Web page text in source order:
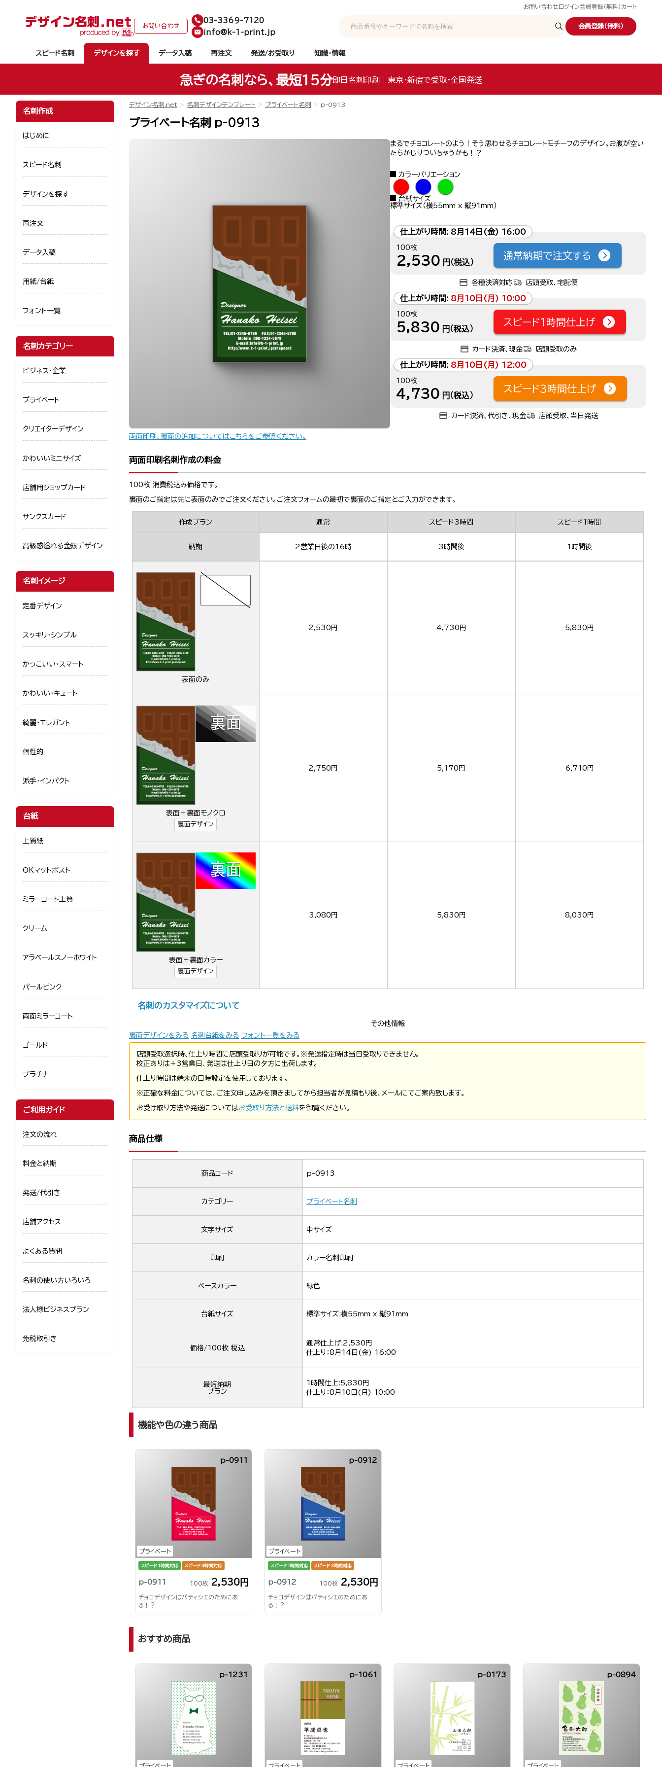
お問い合わせ ログイン会員登録（無料） カート
お問い合わせ
03-3369-7120
info@k-1-print.jp
会員登録（無料）
スピード名刺 デザインを探す データ入稿 再注文 発送/お受取り 知識・情報
急ぎの名刺なら、最短15分即日名刺印刷｜東京・新宿で受取・全国発送
デザイン名刺.net 名刺デザインテンプレート プライベート名刺 p-0913
プライベート名刺 p-0913
まるでチョコレートのよう！そう思わせるチョコレートモチーフのデザイン。お腹が空い
たらかじりついちゃうかも！？
カラーバリエーション
● ● ●
台紙サイズ
標準サイズ（横55mm x 縦91mm）
仕上がり時間: 8月14日(金) 16:00
100枚
2,530 円（税込）
通常納期で注文する
各種決済対応 店頭受取、宅配便
仕上がり時間: 8月10日(月) 10:00
100枚
5,830 円（税込）
スピード1時間仕上げ
カード決済、現金 店頭受取のみ
仕上がり時間: 8月10日(月) 12:00
100枚
4,730 円（税込）
スピード3時間仕上げ
カード決済、代引き、現金 店頭受取、当日発送
両面印刷、裏面の追加についてはこちらをご参照ください。
両面印刷名刺作成の料金
100枚 消費税込み価格です。
裏面のご指定は先に表面のみでご注文ください。ご注文フォームの最初で裏面のご指定とご入力ができます。
作成プラン 通常 スピード3時間 スピード1時間
納期 2営業日後の16時 3時間後 1時間後
表面のみ
2,530円 4,730円 5,830円
表面＋裏面モノクロ
裏面デザイン
2,750円 5,170円 6,710円
表面＋裏面カラー
裏面デザイン
3,080円 5,830円 8,030円
名刺のカスタマイズについて
その他情報
裏面デザインをみる 名刺台紙をみる フォント一覧をみる
店頭受取選択時、仕上り時間に店頭受取りが可能です。※発送指定時は当日受取りできません。
校正ありは+3営業日、発送は仕上り日の夕方に出荷します。
仕上り時間は端末の日時設定を使用しております。
※正確な料金については、ご注文申し込みを頂きましてから担当者が見積もり後、メールにてご案内致します。
お受け取り方法や発送についてはお受取り方法と送料を御覧ください。
商品仕様
商品コード p-0913
カテゴリー プライベート名刺
文字サイズ 中サイズ
印刷 カラー名刺印刷
ベースカラー 緑色
台紙サイズ 標準サイズ:横55mm x 縦91mm
価格/100枚 税込
通常仕上げ:2,530円
仕上り：8月14日(金) 16:00
最短納期
プラン
1時間仕上:5,830円
仕上り：8月10日(月) 10:00
機能や色の違う商品
プライベート
p-0911
スピード1時間対応 スピード3時間対応
p-0911 100枚 2,530円
チョコデザインはパティシエのためにあ
る！？
プライベート
p-0912
スピード1時間対応 スピード3時間対応
p-0912 100枚 2,530円
チョコデザインはパティシエのためにあ
る！？
おすすめ商品
プライベート
p-1231
プライベート
p-1061
プライベート
p-0173
プライベート
p-0894
名刺作成
はじめに
スピード名刺
デザインを探す
再注文
データ入稿
用紙/台紙
フォント一覧
名刺カテゴリー
ビジネス・企業
プライベート
クリエイターデザイン
かわいいミニサイズ
店舗用ショップカード
サンクスカード
高級感溢れる金銀デザイン
名刺イメージ
定番デザイン
スッキリ・シンプル
かっこいい・スマート
かわいい・キュート
綺麗・エレガント
個性的
派手・インパクト
台紙
上質紙
OKマットポスト
ミラーコート上質
クリーム
アラベールスノーホワイト
パールピンク
両面ミラーコート
ゴールド
プラチナ
ご利用ガイド
注文の流れ
料金と納期
発送/代引き
店舗アクセス
よくある質問
名刺の使い方いろいろ
法人様ビジネスプラン
免税取引き